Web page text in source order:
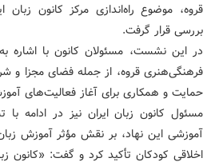
قروه، موضوع راه‌اندازی مرکز کانون
بررسی قرار گرفت.
در این نشست، مسئولان کانون با اشاره
فرهنگی‌هنری قروه، از جمله فضای مجزا و
حمایت و همکاری برای آغاز فعالیت‌های
مسئول کانون زبان ایران نیز در ادامه
آموزشی این نهاد، بر نقش مؤثر آموزش
اخلاقی کودکان تأکید کرد و گفت: «کانون